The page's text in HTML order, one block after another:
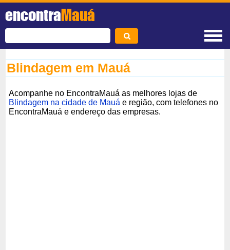
encontraMauá
Blindagem em Mauá
Acompanhe no EncontraMauá as melhores lojas de
Blindagem na cidade de Mauá e região, com telefones no
EncontraMauá e endereço das empresas.